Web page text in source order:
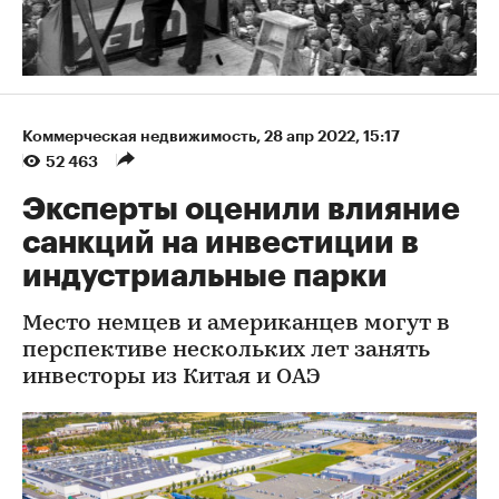
Коммерческая недвижимость⁠, 28 апр 2022, 15:17
52 463
Эксперты оценили влияние
санкций на инвестиции в
индустриальные парки
Место немцев и американцев могут в
перспективе нескольких лет занять
инвесторы из Китая и ОАЭ